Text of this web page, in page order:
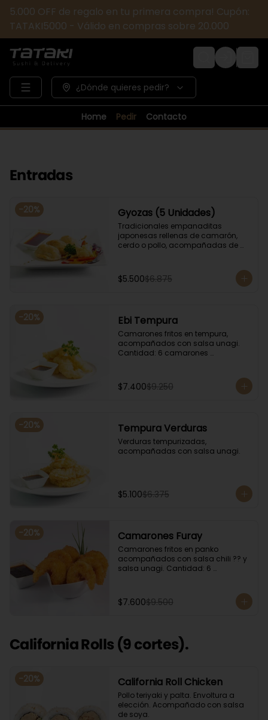
5.000 OFF de regalo en tu primera compra! Cupón:
TATAKI5000 - Válido en compras sobre 20.000
Login
¿Dónde quieres pedir?
Home Pedir Contacto
Entradas
-20% Gyozas (5 Unidades)
Tradicionales empanaditas
japonesas rellenas de camarón,
cerdo o pollo, acompañadas de
$5.500$6.875
-20% Ebi Tempura
Camarones fritos en tempura,
acompañados con salsa unagi.
Cantidad: 6 camarones
$7.400$9.250
-20% Tempura Verduras
Verduras tempurizadas,
acompañadas con salsa unagi.
$5.100$6.375
-20% Camarones Furay
Camarones fritos en panko
acompañados con salsa chili ?? y
salsa unagi. Cantidad: 6
$7.600$9.500
California Rolls (9 cortes).
-20% California Roll Chicken
Pollo teriyaki y palta. Envoltura a
elección. Acompañado con salsa
de soya.